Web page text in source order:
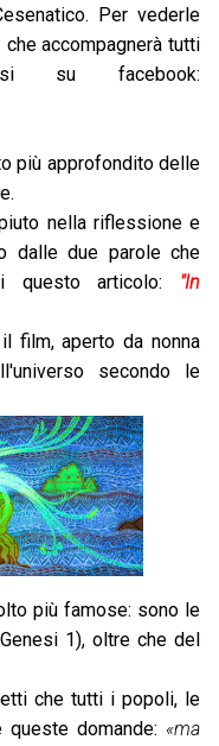
Per vederle
che accompagnerà tutti
su facebook:
più approfondito delle
nella riflessione e
dalle due parole che
questo articolo: "In
film, aperto da nonna
secondo le
più famose: sono le
1), oltre che del
che tutti i popoli, le
domande: «ma